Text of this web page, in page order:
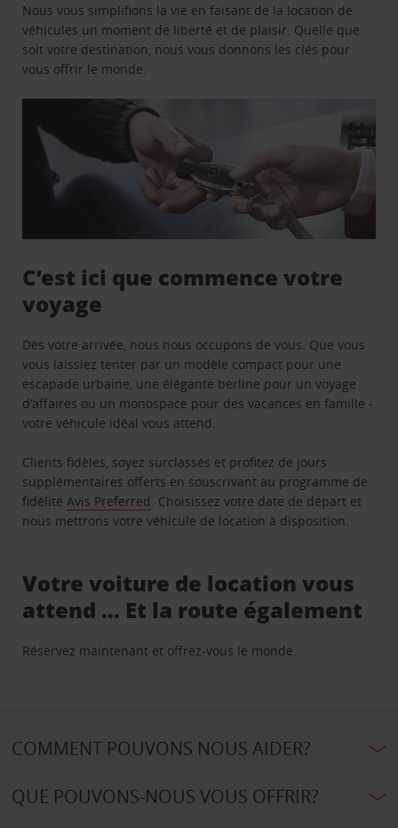
Nous vous simplifions la vie en faisant de la location de
véhicules un moment de liberté et de plaisir. Quelle que
soit votre destination, nous vous donnons les clés pour
vous offrir le monde.
C’est ici que commence votre
voyage
Dès votre arrivée, nous nous occupons de vous. Que vous
vous laissiez tenter par un modèle compact pour une
escapade urbaine, une élégante berline pour un voyage
d’affaires ou un monospace pour des vacances en famille -
votre véhicule idéal vous attend.
Clients fidèles, soyez surclassés et profitez de jours
supplémentaires offerts en souscrivant au programme de
fidélitéAvis Preferred. Choisissez votre date de départ et
nous mettrons votre véhicule de location à disposition.
Votre voiture de location vous
attend … Et la route également
Réservez maintenant et offrez-vous le monde.
COMMENT POUVONS NOUS AIDER?
QUE POUVONS-NOUS VOUS OFFRIR?